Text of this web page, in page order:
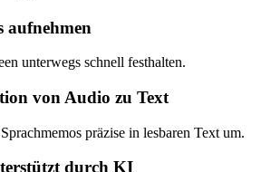
aufnehmen
unterwegs schnell festhalten.
von Audio zu Text
präzise in lesbaren Text um.
durch KI